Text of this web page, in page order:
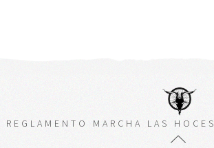
REGLAMENTO MARCHA LAS HOCES